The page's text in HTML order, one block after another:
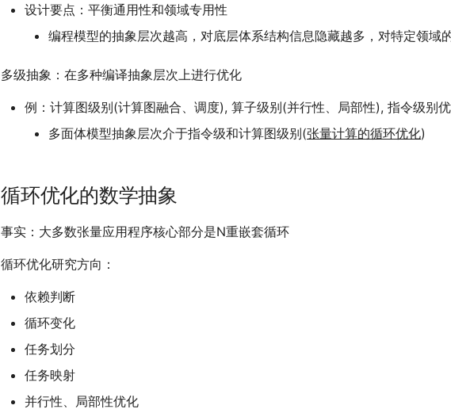
设计要点：平衡通用性和领域专用性
编程模型的抽象层次越高，对底层体系结构信息隐藏越多，对特定领域
多级抽象：在多种编译抽象层次上进行优化
例：计算图级别(计算图融合、调度), 算子级别(并行性、局部性), 指令级别
多面体模型抽象层次介于指令级和计算图级别(张量计算的循环优化)
循环优化的数学抽象
事实：大多数张量应用程序核心部分是N重嵌套循环
循环优化研究方向：
依赖判断
循环变化
任务划分
任务映射
并行性、局部性优化